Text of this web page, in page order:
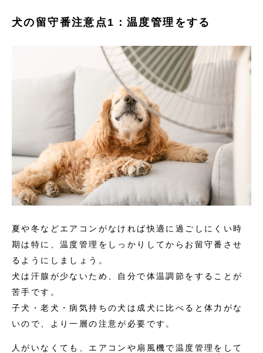
犬の留守番注意点1：温度管理をする
夏や冬などエアコンがなければ快適に過ごしにくい時
期は特に、温度管理をしっかりしてからお留守番させ
るようにしましょう。
犬は汗腺が少ないため、自分で体温調節をすることが
苦手です。
子犬・老犬・病気持ちの犬は成犬に比べると体力がな
いので、より一層の注意が必要です。
人がいなくても、エアコンや扇風機で温度管理をして